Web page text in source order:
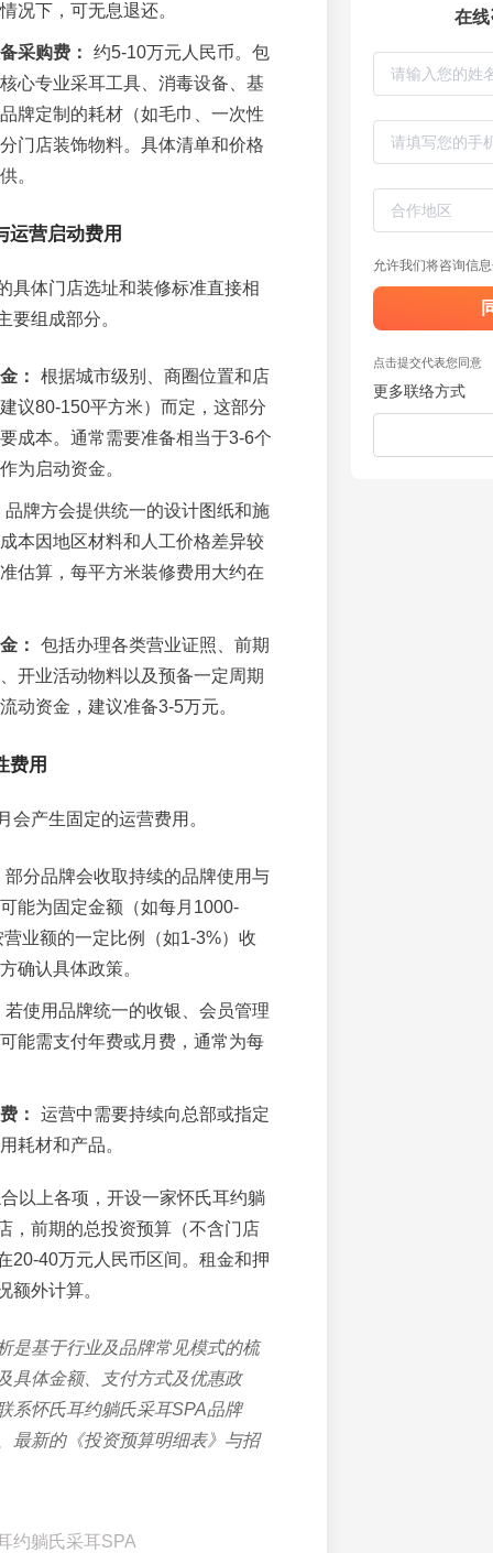
况下，可无息退还。
采购费：
约5-10万元人民币。包
心专业采耳工具、消毒设备、基
牌定制的耗材（如毛巾、一次性
门店装饰物料。具体清单和价格
。
运营启动费用
具体门店选址和装修标准直接相
要组成部分。
：
根据城市级别、商圈位置和店
议80-150平方米）而定，这部分
成本。通常需要准备相当于3-6个
为启动资金。
品牌方会提供统一的设计图纸和施
本因地区材料和人工价格差异较
估算，每平方米装修费用大约在
：
包括办理各类营业证照、前期
开业活动物料以及预备一定周期
动资金，建议准备3-5万元。
费用
会产生固定的运营费用。
部分品牌会收取持续的品牌使用与
能为固定金额（如每月1000-
业额的一定比例（如1-3%）收
确认具体政策。
若使用品牌统一的收银、会员管理
能需支付年费或月费，通常为每
：
运营中需要持续向总部或指定
耗材和产品。
以上各项，开设一家怀氏耳约躺
，前期的总投资预算（不含门店
20-40万元人民币区间。租金和押
额外计算。
是基于行业及品牌常见模式的梳
具体金额、支付方式及优惠政
系怀氏耳约躺氏采耳SPA品牌
最新的《投资预算明细表》与招
约躺氏采耳SPA
在
允许我们将咨询信
点击提交代表您同意
更多联络方式